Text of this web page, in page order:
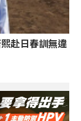
赴日春訓無違